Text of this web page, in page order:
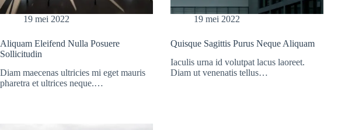
19 mei 2022
Aliquam Eleifend Nulla Posuere
Sollicitudin
Diam maecenas ultricies mi eget mauris
pharetra et ultrices neque.…
19 mei 2022
Quisque Sagittis Purus Neque Aliquam
Iaculis urna id volutpat lacus laoreet.
Diam ut venenatis tellus…